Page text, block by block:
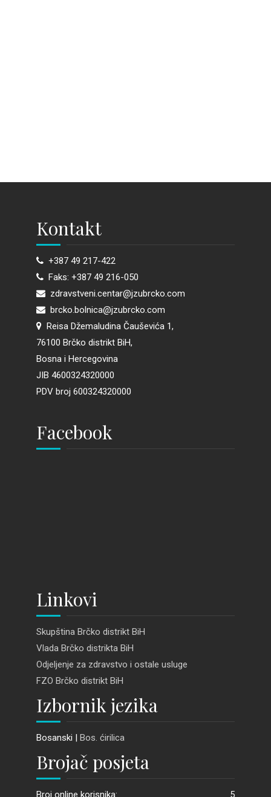
Kontakt
+387 49 217-422
Faks: +387 49 216-050
zdravstveni.centar@jzubrcko.com
brcko.bolnica@jzubrcko.com
Reisa Džemaludina Čauševića 1,
76100 Brčko distrikt BiH,
Bosna i Hercegovina
JIB 4600324320000
PDV broj 600324320000
Facebook
Linkovi
Skupština Brčko distrikt BiH
Vlada Brčko distrikta BiH
Odjeljenje za zdravstvo i ostale usluge
FZO Brčko distrikt BiH
Izbornik jezika
Bosanski | Bos. ćirilica
Brojač posjeta
Broj online korisnika: 5